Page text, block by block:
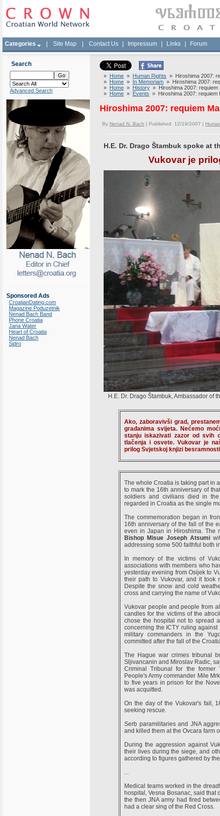
Categories Site Map Contact Us Impressum Links Forum
Search
Advanced Search
Sponsored Ads
CroatianDating.com
Magazine Poduzetnik
Nenad Bach Band
Phone Croatia
Jana Water
Heart of Croatia
Nenad Bach
Sidro
» Home » Human Rights » Hiroshima 2007:
» Home » In Memoriam » Hiroshima 2007:
» Home » History » Hiroshima 2007:
» Home » Events » Hiroshima 2007: requiem
Hiroshima 2007: requiem
By Nenad N. Bach | Published 12/19/2007 |
H.E. Dr. Drago Štambuk spoke at
Vukovar je
H.E. Dr. Drago Štambuk, Ambassador of
Ako, zaboravivši grad,
građanima svijeta. Nećemo
stanju iskazivati zazor od svih
tlačenja i osvete. Vukovar je
prilog Svjetskoj knjizi
The whole Croatia is taking part in
to mark the 16th anniversary of
soldiers and civilians died in
regarded in Croatia as the single
The commemoration began in
16th anniversary of the fall of the
even in Japan in Hiroshima.
Bishop Misue Joseph Atsumi
addressing some 500 faithful both
In memory of the victims of
associations with members who
yesterday evening from Osijek to
their path to Vukovar, and it took
Despite the snow and cold
cross and carrying the name of
Vukovar people and people from
candles for the victims of the
chose the hospital not to spread
concerning the ICTY ruling
military commanders in the
committed after the fall of the
The Hague war crimes tribunal
Sljivancanin and Miroslav Radic,
Criminal Tribunal for the former
People's Army commander Mile
to five years in prison for the
was acquitted.
On the day of the Vukovar's fall,
seeking rescue.
Serb paramilitaries and JNA
and killed them at the Ovcara farm
During the aggression against
their lives during the siege, and
according to figures gathered by
...
Medical teams worked in the
hospital, Vesna Bosanac, said
the then JNA army had fired
had a clear sing of the Red Cross.